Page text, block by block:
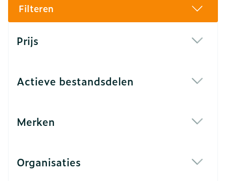
Filteren
Prijs
Actieve bestandsdelen
Merken
Organisaties